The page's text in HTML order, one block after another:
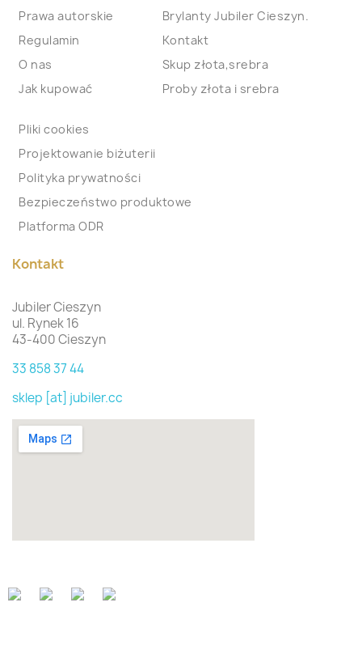
Prawa autorskie
Regulamin
O nas
Jak kupować
Brylanty Jubiler Cieszyn.
Kontakt
Skup złota,srebra
Proby złota i srebra
Pliki cookies
Projektowanie biżuterii
Polityka prywatności
Bezpieczeństwo produktowe
Platforma ODR
Kontakt
Jubiler Cieszyn
ul. Rynek 16
43-400 Cieszyn
33 858 37 44
sklep [at] jubiler.cc